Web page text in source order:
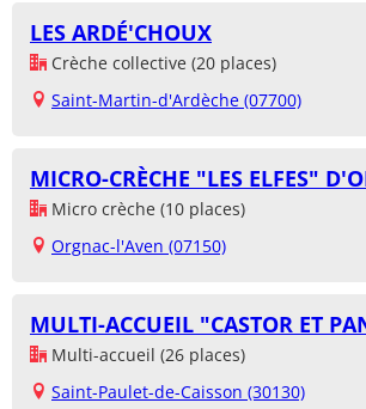
LES ARDÉ'CHOUX
Crèche collective (20 places)
Saint-Martin-d'Ardèche (07700)
MICRO-CRÈCHE "LES ELFES"
Micro crèche (10 places)
Orgnac-l'Aven (07150)
MULTI-ACCUEIL "CASTOR ET
Multi-accueil (26 places)
Saint-Paulet-de-Caisson (30130)